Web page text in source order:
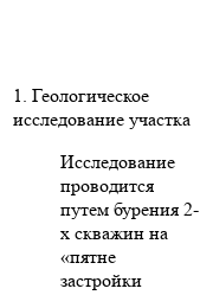
1. Геологическое
исследование участка
Исследование
проводится
путем бурения 2-
х скважин на
«пятне
застройки